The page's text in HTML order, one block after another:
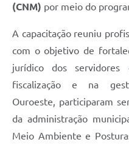
(CNM) por meio do
A capacitação reuniu
com o objetivo de
jurídico dos
fiscalização e na
Ouroeste, participaram
da administração
Meio Ambiente e